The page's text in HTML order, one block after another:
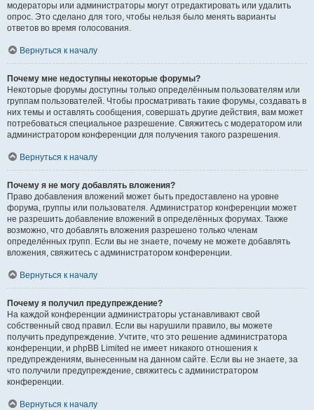
модераторы или администраторы могут отредактировать или удалить
опрос. Это сделано для того, чтобы нельзя было менять варианты
ответов во время голосования.
Вернуться к началу
Почему мне недоступны некоторые форумы?
Некоторые форумы доступны только определённым пользователям или
группам пользователей. Чтобы просматривать такие форумы, создавать в
них темы и оставлять сообщения, совершать другие действия, вам может
потребоваться специальное разрешение. Свяжитесь с модератором или
администратором конференции для получения такого разрешения.
Вернуться к началу
Почему я не могу добавлять вложения?
Право добавления вложений может быть предоставлено на уровне
форума, группы или пользователя. Администратор конференции может
не разрешить добавление вложений в определённых форумах. Также
возможно, что добавлять вложения разрешено только членам
определённых групп. Если вы не знаете, почему не можете добавлять
вложения, свяжитесь с администратором конференции.
Вернуться к началу
Почему я получил предупреждение?
На каждой конференции администраторы устанавливают свой
собственный свод правил. Если вы нарушили правило, вы можете
получить предупреждение. Учтите, что это решение администратора
конференции, и phpBB Limited не имеет никакого отношения к
предупреждениям, вынесенным на данном сайте. Если вы не знаете, за
что получили предупреждение, свяжитесь с администратором
конференции.
Вернуться к началу